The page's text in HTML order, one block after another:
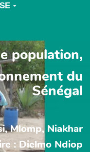
population,
du
Sénégal
Mlomp, Niakhar
: Dielmo Ndiop